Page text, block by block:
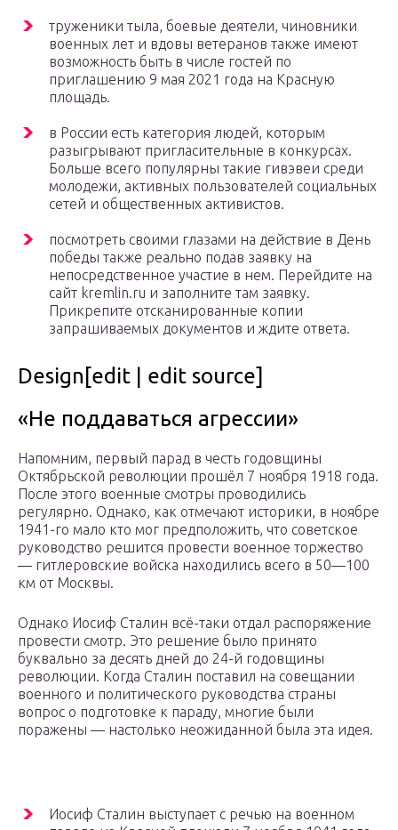
труженики тыла, боевые деятели, чиновники
военных лет и вдовы ветеранов также имеют
возможность быть в числе гостей по
приглашению 9 мая 2021 года на Красную
площадь.
в России есть категория людей, которым
разыгрывают пригласительные в конкурсах.
Больше всего популярны такие гивэвеи среди
молодежи, активных пользователей социальных
сетей и общественных активистов.
посмотреть своими глазами на действие в День
победы также реально подав заявку на
непосредственное участие в нем. Перейдите на
сайт kremlin.ru и заполните там заявку.
Прикрепите отсканированные копии
запрашиваемых документов и ждите ответа.
Design[edit | edit source]
«Не поддаваться агрессии»
Напомним, первый парад в честь годовщины
Октябрьской революции прошёл 7 ноября 1918 года.
После этого военные смотры проводились
регулярно. Однако, как отмечают историки, в ноябре
1941-го мало кто мог предположить, что советское
руководство решится провести военное торжество
— гитлеровские войска находились всего в 50—100
км от Москвы.
Однако Иосиф Сталин всё-таки отдал распоряжение
провести смотр. Это решение было принято
буквально за десять дней до 24-й годовщины
революции. Когда Сталин поставил на совещании
военного и политического руководства страны
вопрос о подготовке к параду, многие были
поражены — настолько неожиданной была эта идея.
Иосиф Сталин выступает с речью на военном